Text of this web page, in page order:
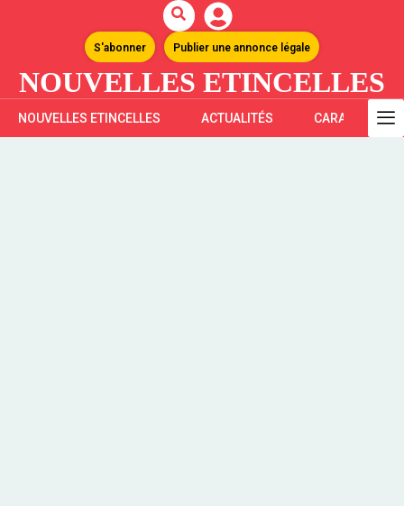
S'abonner Publier une annonce légale
NOUVELLES ETINCELLES
NOUVELLES ETINCELLES ACTUALITÉS CARAÏBES